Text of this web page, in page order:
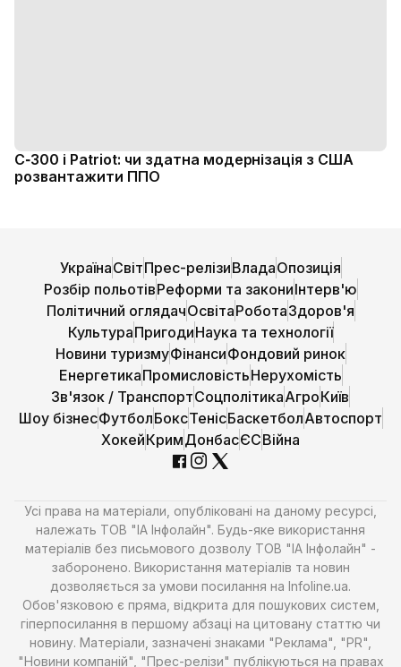
С‑300 і Patriot: чи здатна модернізація з США
розвантажити ППО
УкраїнаСвітПрес-релізиВладаОпозиція
Розбір польотівРеформи та закониІнтерв'ю
Політичний оглядачОсвітаРоботаЗдоров'я
КультураПригодиНаука та технології
Новини туризмуФінансиФондовий ринок
ЕнергетикаПромисловістьНерухомість
Зв'язок / ТранспортСоцполітикаАгроКиїв
Шоу бізнесФутболБоксТенісБаскетболАвтоспорт
ХокейКримДонбасЄСВійна
Усі права на матеріали, опубліковані на даному ресурсі,
належать ТОВ "ІА Інфолайн". Будь-яке використання
матеріалів без письмового дозволу ТОВ "ІА Інфолайн" -
заборонено. Використання матеріалів та новин
дозволяється за умови посилання на Infoline.ua.
Обов'язковою є пряма, відкрита для пошукових систем,
гіперпосилання в першому абзаці на цитовану статтю чи
новину. Матеріали, зазначені знаками "Реклама", "PR",
"Новини компаній", "Прес-релізи" публікуються на правах